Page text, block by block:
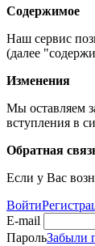
Содержимое
Наш сервис
(далее
Изменения
Мы оставляем
вступления в
Обратная
Если у Вас
Войти
E-mail
ПарольЗабыли